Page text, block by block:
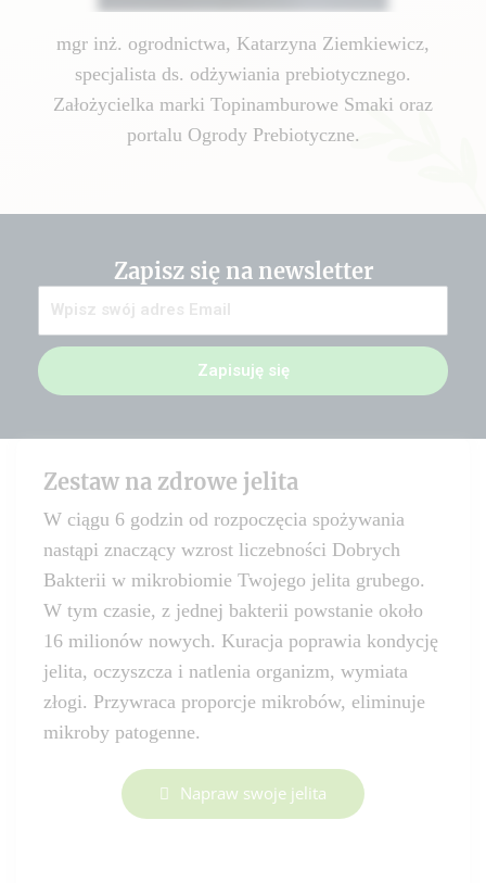
mgr inż. ogrodnictwa, Katarzyna Ziemkiewicz,
specjalista ds. odżywiania prebiotycznego.
Założycielka marki Topinamburowe Smaki oraz
portalu Ogrody Prebiotyczne.
Zapisz się na newsletter
Zapisuję się
Zestaw na zdrowe jelita
W ciągu 6 godzin od rozpoczęcia spożywania
nastąpi znaczący wzrost liczebności Dobrych
Bakterii w mikrobiomie Twojego jelita grubego.
W tym czasie, z jednej bakterii powstanie około
16 milionów nowych. Kuracja poprawia kondycję
jelita, oczyszcza i natlenia organizm, wymiata
złogi. Przywraca proporcje mikrobów, eliminuje
mikroby patogenne.
Napraw swoje jelita